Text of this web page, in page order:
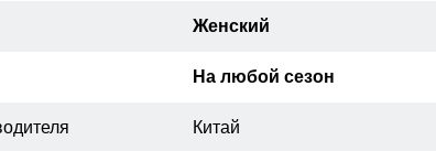
Женский
На любой сезон
Китай